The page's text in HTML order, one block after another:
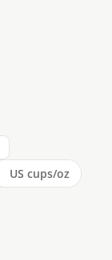
US cups/oz